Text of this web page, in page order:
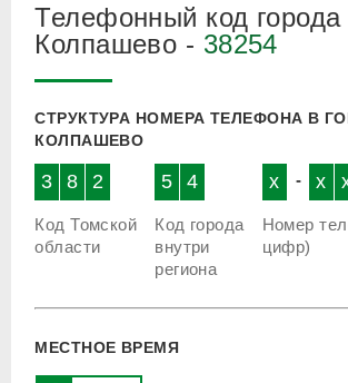
Телефонный код города
Колпашево - 38254
СТРУКТУРА НОМЕРА ТЕЛЕФОНА В
КОЛПАШЕВО
3 8 2
Код Томской
области
5 4
Код города
внутри
региона
x - x
Номер
цифр)
МЕСТНОЕ ВРЕМЯ